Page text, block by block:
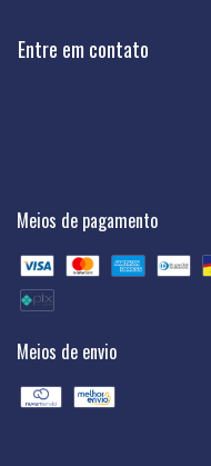
Entre em contato
Meios de pagamento
Meios de envio